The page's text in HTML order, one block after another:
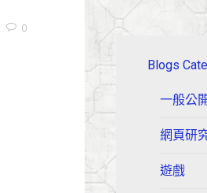
0
Blogs
一般公
網頁研
遊戲